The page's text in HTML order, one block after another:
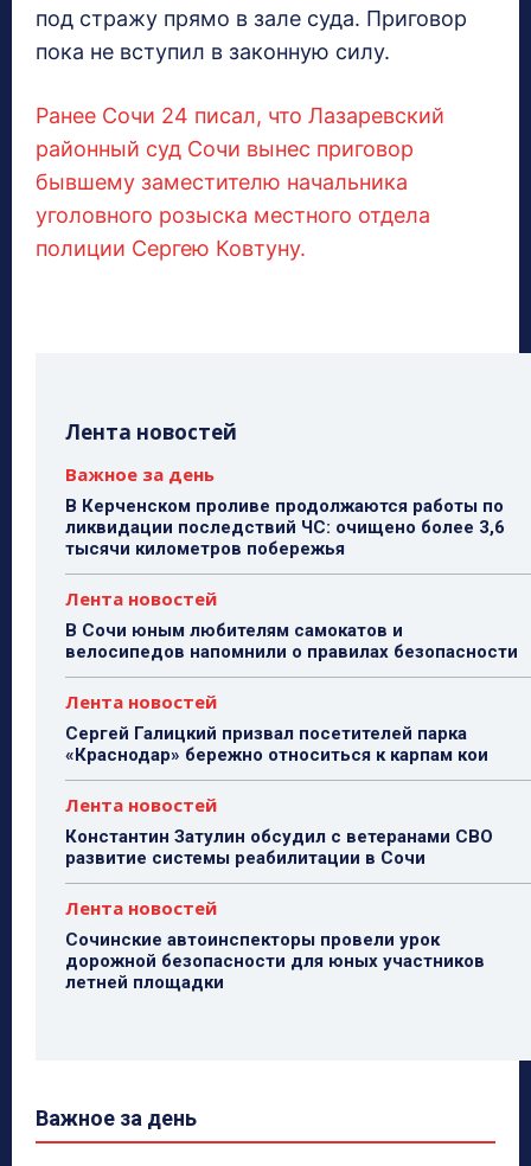
под стражу прямо в зале суда. Приговор
пока не вступил в законную силу.
Ранее Сочи 24 писал, что Лазаревский
районный суд Сочи вынес приговор
бывшему заместителю начальника
уголовного розыска местного отдела
полиции Сергею Ковтуну.
Лента новостей
Важное за день
В Керченском проливе продолжаются работы по
ликвидации последствий ЧС: очищено более 3,6
тысячи километров побережья
Лента новостей
В Сочи юным любителям самокатов и
велосипедов напомнили о правилах безопасности
Лента новостей
Сергей Галицкий призвал посетителей парка
«Краснодар» бережно относиться к карпам кои
Лента новостей
Константин Затулин обсудил с ветеранами СВО
развитие системы реабилитации в Сочи
Лента новостей
Сочинские автоинспекторы провели урок
дорожной безопасности для юных участников
летней площадки
Важное за день